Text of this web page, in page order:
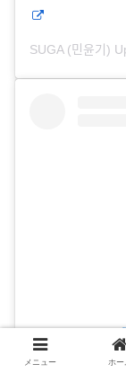
メニュー ホー